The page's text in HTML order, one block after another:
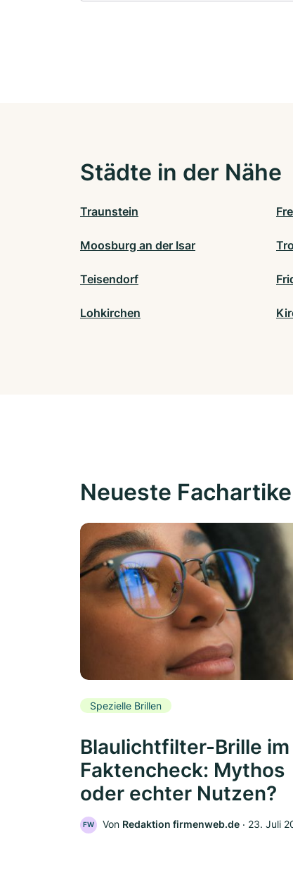
Städte in der Nähe
Traunstein
Moosburg an der Isar
Teisendorf
Lohkirchen
Neueste
Spezielle Brillen
Blaulichtfilter-Brille im
Faktencheck: Mythos
oder echter Nutzen?
FW Von Redaktion firmenweb.de ‧ 23. Juli